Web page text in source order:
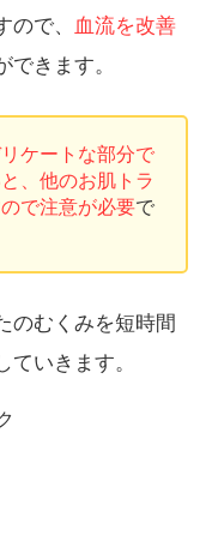
ので、 血流を改善
きます。
ケートな部分で
、他のお肌トラ
で注意が必要で
のむくみを短時間
いきます。